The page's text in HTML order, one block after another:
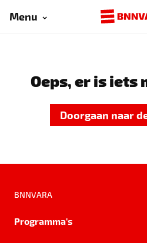
Menu
Oeps, er is iets
Doorgaan naar
BNNVARA
Programma's